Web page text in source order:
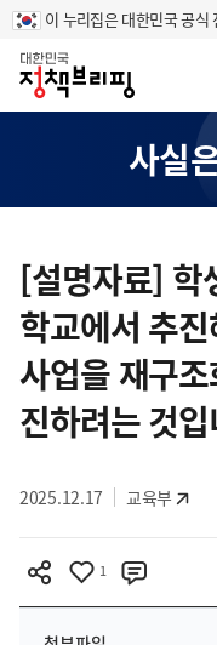
이 누리집은 대한민국 공식
홈
사실
텐
츠
영
역
[설명자료] 학
학교에서 추
사업을 재구
진하려는 것
2025.12.17 교육부
1